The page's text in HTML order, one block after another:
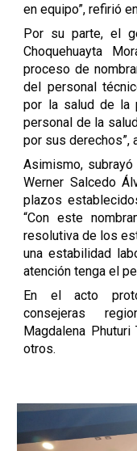
en equipo”, refirió
Por su parte, el
Choquehuayta
proceso de
del personal
por la salud de la
personal de la
por sus derechos”,
Asimismo,
Werner Salcedo
plazos
“Con este
resolutiva de los
una estabilidad
atención tenga el
En el acto
consejeras
Magdalena
otros.